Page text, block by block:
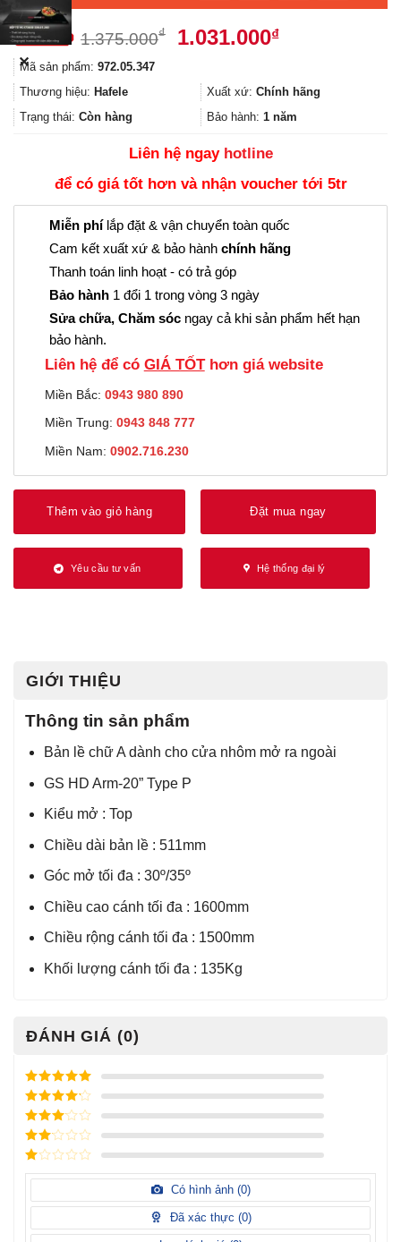
1.375.000₫
Giá
1.375.000₫.
1.031.000₫Giá
là:
1.031.000₫.
Mã sản phẩm: 972.05.347
Thương hiệu: Hafele Xuất xứ: Chính hãng
Trạng thái: Còn hàng Bảo hành: 1 năm
Liên hệ ngay hotline
để có giá tốt hơn và nhận voucher tới 5tr
Miễn phílắp đặt & vận chuyển toàn quốc
Cam kết xuất xứ & bảo hành chính hãng
Thanh toán linh hoạt - có trả góp
Bảo hành 1 đổi 1 trong vòng 3 ngày
Sửa chữa, Chăm sóc ngay cả khi sản phẩm hết hạn
bảo hành.
Liên hệ để có GIÁ TỐThơn giá website
Miền Bắc: 0943 980 890
Miền Trung: 0943 848 777
Miền Nam: 0902.716.230
Thêm vào giỏ hàng Đặt mua ngay
Yêu cầu tư vấn Hệ thống đại lý
GIỚI THIỆU
Thông tin sản phẩm
Bản lề chữ A dành cho cửa nhôm mở ra ngoài
GS HD Arm-20” Type P
Kiểu mở : Top
Chiều dài bản lề : 511mm
Góc mở tối đa : 30º/35º
Chiều cao cánh tối đa : 1600mm
Chiều rộng cánh tối đa : 1500mm
Khối lượng cánh tối đa : 135Kg
ĐÁNH GIÁ (0)
Được xếp
hạng
5
sao
Được xếp
hạng
sao
Được
xếp
hạng3
5 sao
Được
hạng
sao
Được
1
sao
Có hình ảnh (0)
Đã xác thực (0)
✕